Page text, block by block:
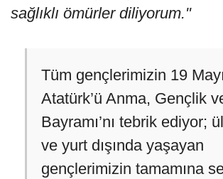
sağlıklı ömürler diliyorum."
Tüm gençlerimizin 19
Atatürk’ü Anma, Gençlik
Bayramı’nı tebrik ediyor;
ve yurt dışında yaşayan
gençlerimizin tamamına